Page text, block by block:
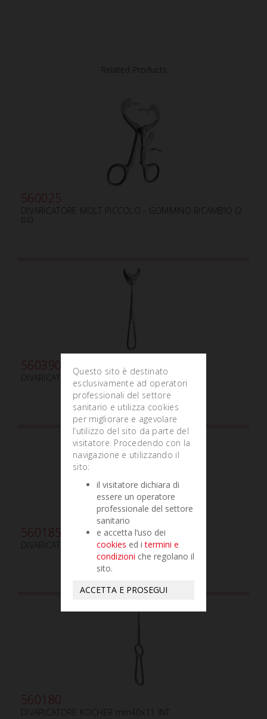
560025
DIVARICATORE MOLT PICCOLO - GOMMINO RICAMBIO (2
pz)
560390
DIVARICATORE ORIENTABILE
560185
DIVARICATORE KOCHER mm40x11 EST.
560180
DIVARICATORE KOCHER mm40x11 INT.
Questo sito è destinato
esclusivamente ad operatori
professionali del settore
sanitario e utilizza cookies
per migliorare e agevolare
l’utilizzo del sito da parte del
visitatore. Procedendo con la
navigazione e utilizzando il
sito:
il visitatore dichiara di
essere un operatore
professionale del settore
sanitario
e accetta l’uso dei
cookies ed itermini e
condizioni che regolano il
sito.
ACCETTA E PROSEGUI